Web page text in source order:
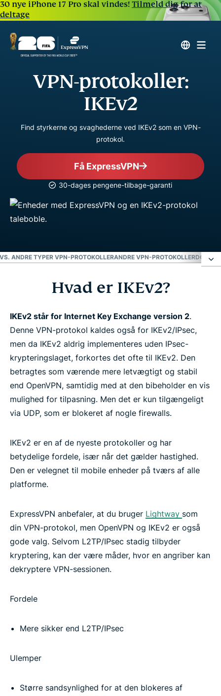
30 nye iPhone 17 Pro skal vindes!Tilmeld dig for at
deltage
VPN-protokoller:
IKEv2
Find styrkerne og svaghederne ved IKEv2 som en VPN-
protokol.
Få ExpressVPN
30-dages pengene-tilbage-garanti
ANDRE TYPER VPN-PROTOKOLLERANDRE VPN-PROTOKOLLER
Hvad er IKEv2?
Hvordan virker IKEv2?
Sådan konfigureres IKEv2/IPsec
Fordele og ulemper ved IKEv2
IKEv1 vs. IKEv2
Andre VPN-protokoller
Ofte stillede spørgsmål
Lær mere om brugen af en VPN
Hvad er IKEv2?
IKEv2 står for Internet Key Exchange version 2.
Denne VPN-protokol kaldes også for IKEv2/IPsec,
men da IKEv2 aldrig implementeres uden IPsec-
krypteringslaget, forkortes det ofte til IKEv2. Den
betragtes som værende mere letvægtigt og stabil
end OpenVPN, samtidig med at den bibeholder en vis
mulighed for tilpasning. Men det er kun tilgængeligt
via UDP, som er blokeret af nogle firewalls.
IKEv2 er en af de nyeste protokoller og har
betydelige fordele, især når det gælder hastighed.
Den er velegnet til mobile enheder på tværs af alle
platforme.
ExpressVPN anbefaler, at du bruger Lightway som
din VPN-protokol, men OpenVPN og IKEv2 er også
gode valg. Selvom L2TP/IPsec stadig tilbyder
kryptering, kan der være måder, hvor en angriber kan
dekryptere VPN-sessionen.
Fordele
Mere sikker end L2TP/IPsec
Ulemper
Større sandsynlighed for at den blokeres af